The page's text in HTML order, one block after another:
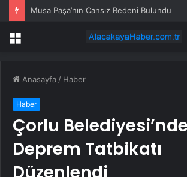
Musa Paşa’nın Cansız Bedeni Bulundu
Menü
Anasayfa / Haber
Haber
Çorlu Belediyesi’nde
Deprem Tatbikatı